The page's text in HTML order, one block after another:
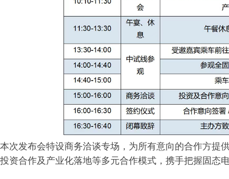
本次发布会特设商务洽谈专场，为所有意向的合作方提
投资合作及产业化落地等多元合作模式，携手把握固态